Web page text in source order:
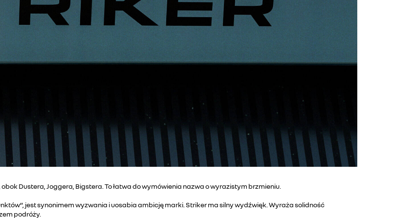
Dustera, Joggera, Bigstera. To łatwa do wymówienia nazwa o wyrazistym brzmieniu.
jest synonimem wyzwania i uosabia ambicję marki. Striker ma silny wydźwięk. Wyraża solidność
podróży.